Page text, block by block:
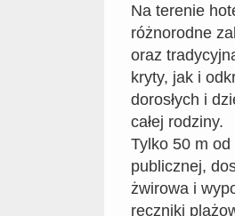
Na terenie
różnorodne
oraz
kryty, jak i
dorosłych i
całej rodziny.
Tylko 50 m
publicznej,
żwirowa i
ręczniki